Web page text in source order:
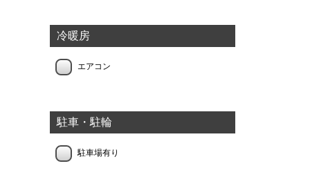
冷暖房
エアコン
駐車・駐輪
駐車場有り